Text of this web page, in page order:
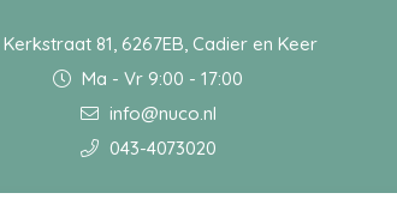
Kerkstraat 81, 6267EB, Cadier en Keer
Ma - Vr 9:00 - 17:00
info@nuco.nl
043-4073020